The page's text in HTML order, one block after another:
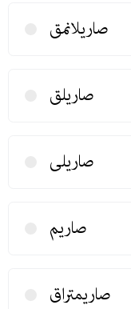
صاریلانمق
صاریلق
صاریلی
صاریم
صاریمتراق